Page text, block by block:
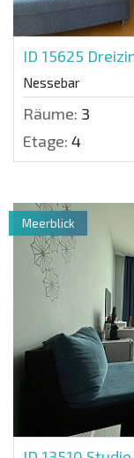
ID 15625
Nessebar
Räume: 3
Etage: 4
Meerblick